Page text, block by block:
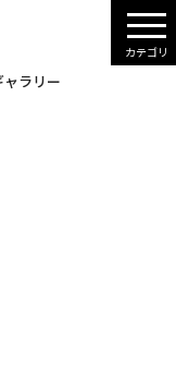
ラリー